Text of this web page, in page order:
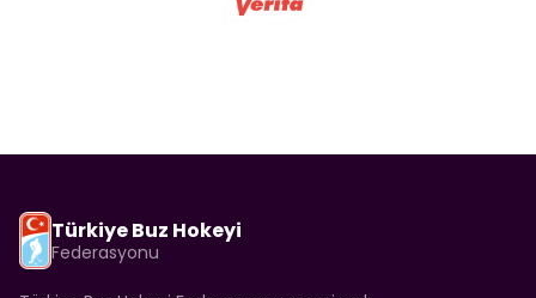
Türkiye Buz Hokeyi
Federasyonu